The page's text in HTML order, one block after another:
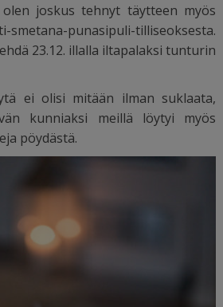
joskus tehnyt täytteen myös
punasipuli-tilliseoksesta.
23.12. illalla iltapalaksi tunturin
ei olisi mitään ilman suklaata,
kunniaksi meillä löytyi myös
pöydästä.